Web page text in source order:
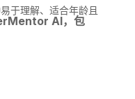
于理解、适合年龄且
AI，包